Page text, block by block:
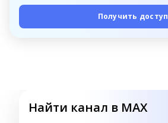
Получить доступ
Найти канал в MAX